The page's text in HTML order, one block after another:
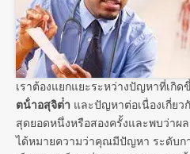
เราต้องแยกแยะระหว่างปัญหาที่เกิด
ตน้ําอสุจิต่ํา และปัญหาต่อเนื่องเกี่ย
สุดยอดหนึ่งหรือสองครั้งและพบว่าผ
ได้หมายความว่าคุณมีปัญหา ระดับก